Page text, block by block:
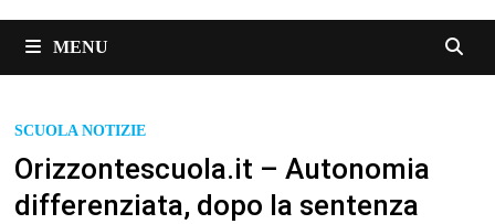
MENU
SCUOLA NOTIZIE
Orizzontescuola.it – Autonomia
differenziata, dopo la sentenza